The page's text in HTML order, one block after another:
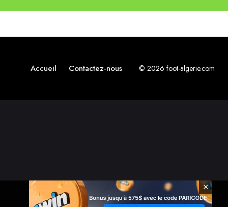
Accueil Contactez-nous © 2026 foot-algerie.com
×